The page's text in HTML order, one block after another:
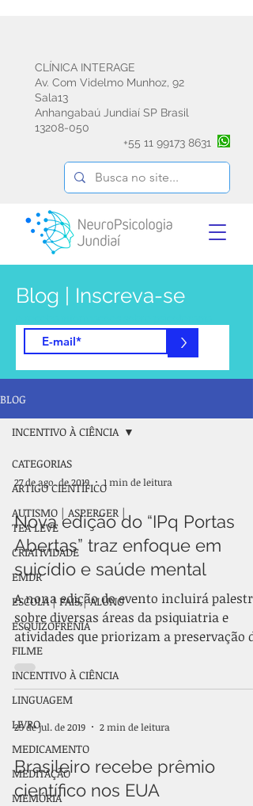
CLÍNICA INTERAGE
Av. Com Videlmo Munhoz, 92
Sala13
Anhangabaú Jundiaí SP Brasil
13208-050
+55 11 99173 8631
Blog | Inscreva-se
emdr avaliação e reabilitação
neuropsicológica
>
BLOG
CATEGORIAS
ARTIGO CIENTÍFICO
AUTISMO | ASPERGER |
TEA LEVE
CRIATIVIDADE
EMDR
ESCOLA | PAIS | ALUNO
ESQUIZOFRENIA
FILME
INCENTIVO À CIÊNCIA
LINGUAGEM
LIVRO
MEDICAMENTO
MEDITAÇÃO
MEMÓRIA
INCENTIVO À CIÊNCIA
27 de ago. de 2019 1 min de leitura
Nova edição do “IPq Portas
Abertas” traz enfoque em
suicídio e saúde mental
A nona edição do evento incluirá
sobre diversas áreas da psiquiatria e
atividades que priorizam a preservação da
mente O evento...
25 de jul. de 2019 2 min de leitura
Brasileiro recebe prêmio
científico nos EUA